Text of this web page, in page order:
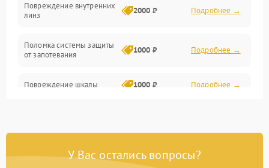
Повреждение внутренних
линз
2000 ₽ Подробнее →
Поломка системы защиты
от запотевания
1000 ₽ Подробнее →
Повреждение шкалы 1000 ₽ Подробнее →
У Вас остались вопросы?